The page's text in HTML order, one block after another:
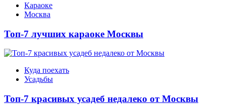
Караоке
Москва
Топ-7 лучших караоке Москвы
Куда поехать
Усадьбы
Топ-7 красивых усадеб недалеко от Москвы